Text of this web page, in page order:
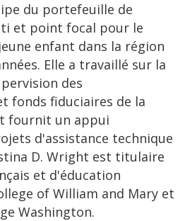
du portefeuille de
et point focal pour le
enfant dans la région
Elle a travaillé sur la
des
fonds fiduciaires de la
fournit un appui
d'assistance technique
D. Wright est titulaire
et d'éducation
of William and Mary et
Washington.